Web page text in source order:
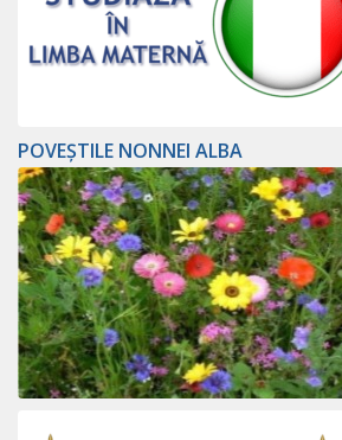
POVEȘTILE NONNEI ALBA